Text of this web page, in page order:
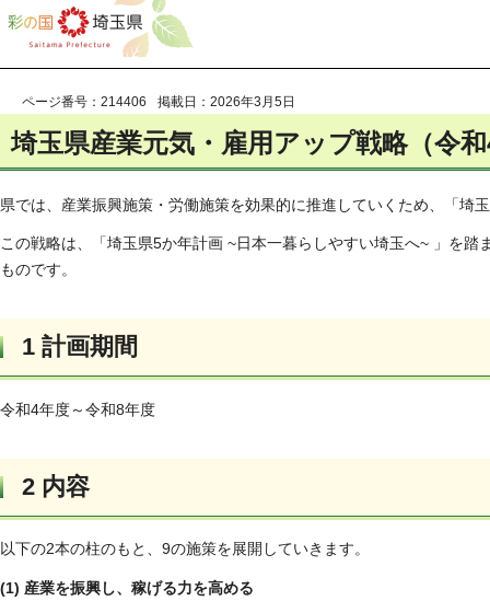
ページ番号：214406 掲載日：2026年3月5日
埼玉県産業元気・雇用アップ戦略（令
県では、産業振興施策・労働施策を効果的に推進していくため、「埼
この戦略は、「埼玉県5か年計画 ~日本一暮らしやすい埼玉へ~ 」を
ものです。
1 計画期間
令和4年度～令和8年度
2 内容
以下の2本の柱のもと、9の施策を展開していきます。
(1) 産業を振興し、稼げる力を高める